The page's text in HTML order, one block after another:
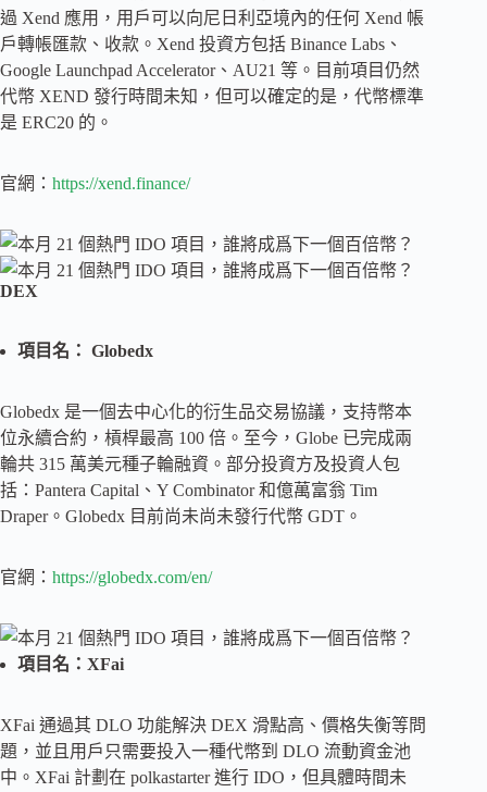
過 Xend 應用，用戶可以向尼日利亞境內的任何 Xend 帳
戶轉帳匯款、收款。Xend 投資方包括 Binance Labs、
Google Launchpad Accelerator、AU21 等。目前項目仍然
代幣 XEND 發行時間未知，但可以確定的是，代幣標準
是 ERC20 的。
官網： https://xend.finance/
DEX
項目名： Globedx
Globedx 是一個去中心化的衍生品交易協議，支持幣本
位永續合約，槓桿最高 100 倍。至今，Globe 已完成兩
輪共 315 萬美元種子輪融資。部分投資方及投資人包
括：Pantera Capital、Y Combinator 和億萬富翁 Tim
Draper。Globedx 目前尚未尚未發行代幣 GDT。
官網： https://globedx.com/en/
項目名：XFai
XFai 通過其 DLO 功能解決 DEX 滑點高、價格失衡等問
題，並且用戶只需要投入一種代幣到 DLO 流動資金池
中。XFai 計劃在 polkastarter 進行 IDO，但具體時間未